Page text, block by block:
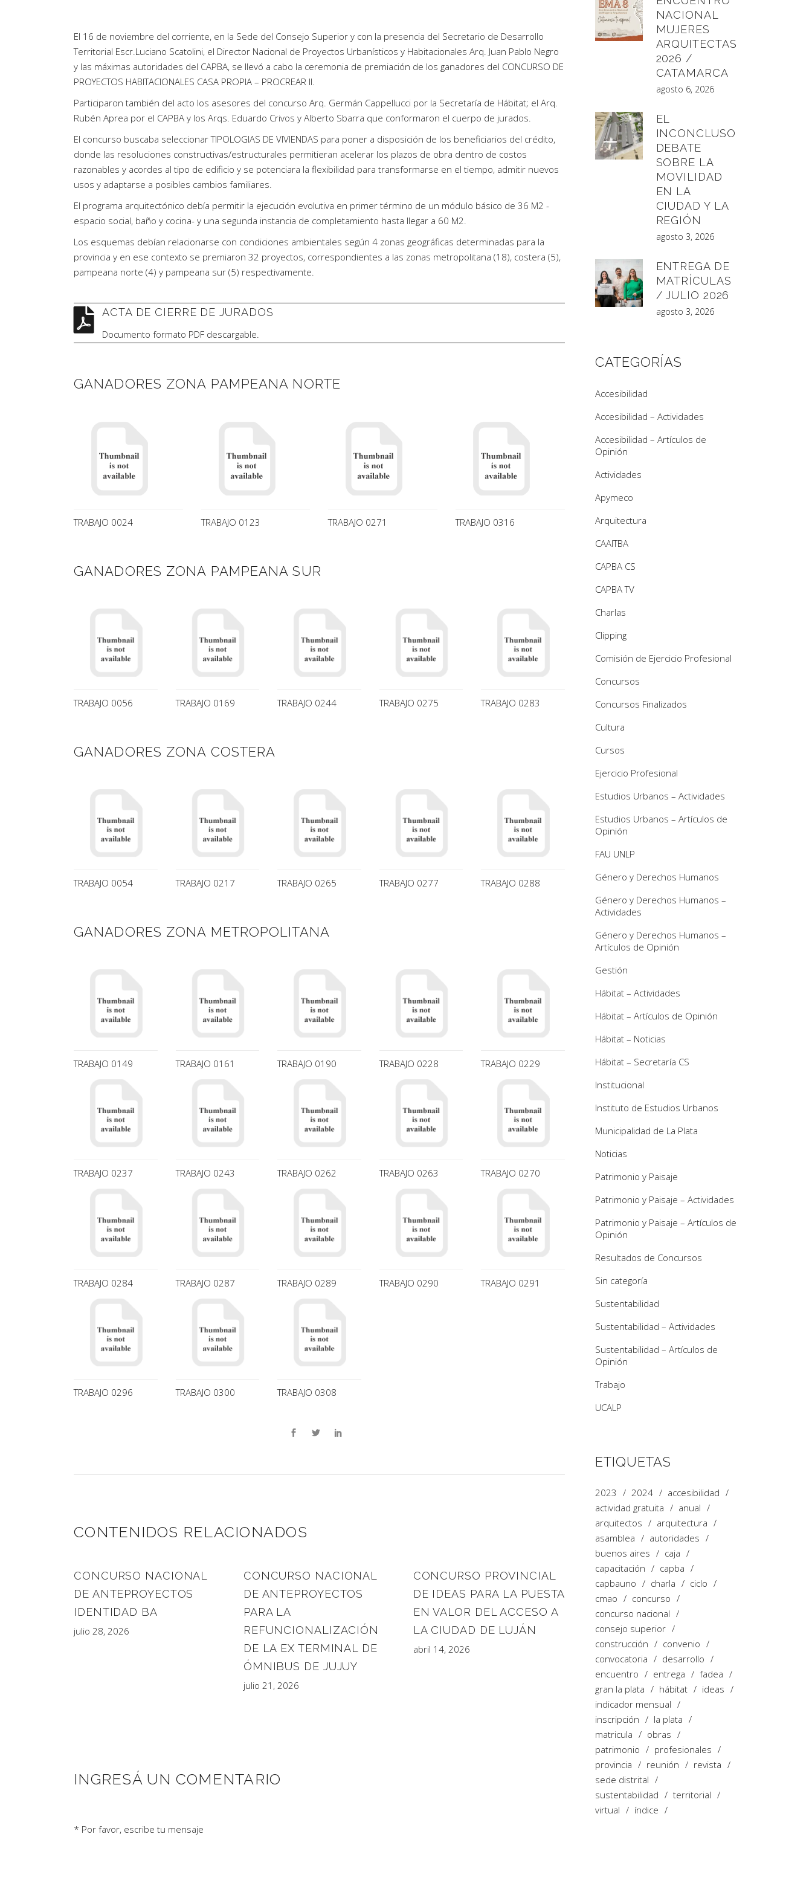
El 16 de noviembre del corriente, en la Sede del Consejo Superior y con la presencia del Secretario de Desarrollo
Territorial Escr.Luciano Scatolini, el Director Nacional de Proyectos Urbanísticos y Habitacionales Arq. Juan Pablo Negro
y las máximas autoridades del CAPBA, se llevó a cabo la ceremonia de premiación de los ganadores del CONCURSO DE
PROYECTOS HABITACIONALES CASA PROPIA – PROCREAR II.
Participaron también del acto los asesores del concurso Arq. Germán Cappellucci por la Secretaría de Hábitat; el Arq.
Rubén Aprea por el CAPBA y los Arqs. Eduardo Crivos y Alberto Sbarra que conformaron el cuerpo de jurados.
El concurso buscaba seleccionar TIPOLOGIAS DE VIVIENDAS para poner a disposición de los beneficiarios del crédito,
donde las resoluciones constructivas/estructurales permitieran acelerar los plazos de obra dentro de costos
razonables y acordes al tipo de edificio y se potenciara la flexibilidad para transformarse en el tiempo, admitir nuevos
usos y adaptarse a posibles cambios familiares.
El programa arquitectónico debía permitir la ejecución evolutiva en primer término de un módulo básico de 36 M2 -
espacio social, baño y cocina- y una segunda instancia de completamiento hasta llegar a 60 M2.
Los esquemas debían relacionarse con condiciones ambientales según 4 zonas geográficas determinadas para la
provincia y en ese contexto se premiaron 32 proyectos, correspondientes a las zonas metropolitana (18), costera (5),
pampeana norte (4) y pampeana sur (5) respectivamente.
ACTA DE CIERRE DE JURADOS
Documento formato PDF descargable.
GANADORES ZONA PAMPEANA NORTE
TRABAJO 0024 TRABAJO 0123 TRABAJO 0271 TRABAJO 0316
GANADORES ZONA PAMPEANA SUR
TRABAJO 0056 TRABAJO 0169 TRABAJO 0244 TRABAJO 0275 TRABAJO 0283
GANADORES ZONA COSTERA
TRABAJO 0054 TRABAJO 0217 TRABAJO 0265 TRABAJO 0277 TRABAJO 0288
GANADORES ZONA METROPOLITANA
TRABAJO 0149 TRABAJO 0161 TRABAJO 0190 TRABAJO 0228 TRABAJO 0229
TRABAJO 0237 TRABAJO 0243 TRABAJO 0262 TRABAJO 0263 TRABAJO 0270
TRABAJO 0284 TRABAJO 0287 TRABAJO 0289 TRABAJO 0290 TRABAJO 0291
TRABAJO 0296 TRABAJO 0300 TRABAJO 0308
CONTENIDOS RELACIONADOS
CONCURSO NACIONAL
DE ANTEPROYECTOS
IDENTIDAD BA
julio 28, 2026
CONCURSO NACIONAL
DE ANTEPROYECTOS
PARA LA
REFUNCIONALIZACIÓN
DE LA EX TERMINAL DE
ÓMNIBUS DE JUJUY
julio 21, 2026
CONCURSO PROVINCIAL
DE IDEAS PARA LA PUESTA
EN VALOR DEL ACCESO A
LA CIUDAD DE LUJÁN
abril 14, 2026
INGRESÁ UN COMENTARIO
NACIONAL
MUJERES
ARQUITECTAS
2026 /
CATAMARCA
agosto 6, 2026
EL
INCONCLUSO
DEBATE
SOBRE LA
MOVILIDAD
EN LA
CIUDAD Y LA
REGIÓN
agosto 3, 2026
ENTREGA DE
MATRÍCULAS
/ JULIO 2026
agosto 3, 2026
CATEGORÍAS
Accesibilidad
Accesibilidad – Actividades
Accesibilidad – Artículos de
Opinión
Actividades
Apymeco
Arquitectura
CAAITBA
CAPBA CS
CAPBA TV
Charlas
Clipping
Comisión de Ejercicio Profesional
Concursos
Concursos Finalizados
Cultura
Cursos
Ejercicio Profesional
Estudios Urbanos – Actividades
Estudios Urbanos – Artículos de
Opinión
FAU UNLP
Género y Derechos Humanos
Género y Derechos Humanos –
Actividades
Género y Derechos Humanos –
Artículos de Opinión
Gestión
Hábitat – Actividades
Hábitat – Artículos de Opinión
Hábitat – Noticias
Hábitat – Secretaría CS
Institucional
Instituto de Estudios Urbanos
Municipalidad de La Plata
Noticias
Patrimonio y Paisaje
Patrimonio y Paisaje – Actividades
Patrimonio y Paisaje – Artículos de
Opinión
Resultados de Concursos
Sin categoría
Sustentabilidad
Sustentabilidad – Actividades
Sustentabilidad – Artículos de
Opinión
Trabajo
UCALP
ETIQUETAS
2023 2024
accesibilidad
actividad gratuita
anual
arquitectos
arquitectura
asamblea
autoridades
buenos aires
caja
capacitación
capba
capbauno
charla
ciclo
cmao
concurso
concurso nacional
consejo superior
construcción
convenio
convocatoria
desarrollo
encuentro
entrega
fadea
gran la plata
hábitat
ideas
indicador mensual
inscripción
la plata
matricula
obras
patrimonio
profesionales
provincia
reunión
revista
sede distrital
sustentabilidad
territorial
virtual
índice